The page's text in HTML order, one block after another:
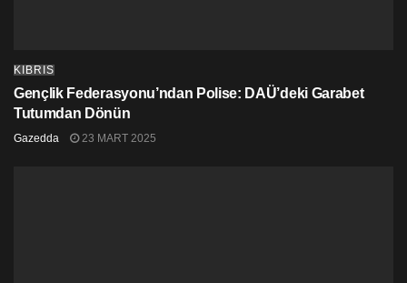
KIBRIS
Gençlik Federasyonu’ndan Polise: DAÜ’deki Garabet
Tutumdan Dönün
Gazedda 23 MART 2025